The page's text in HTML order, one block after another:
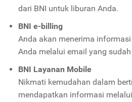
dari BNI untuk liburan Anda.
BNI e-billing
Anda akan menerima informasi
Anda melalui email yang
BNI Layanan Mobile
Nikmati kemudahan dalam
mendapatkan informasi